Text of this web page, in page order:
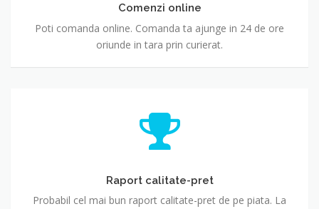
Comenzi online
Poti comanda online. Comanda ta ajunge in 24 de ore
oriunde in tara prin curierat.
Raport calitate-pret
Probabil cel mai bun raport calitate-pret de pe piata. La